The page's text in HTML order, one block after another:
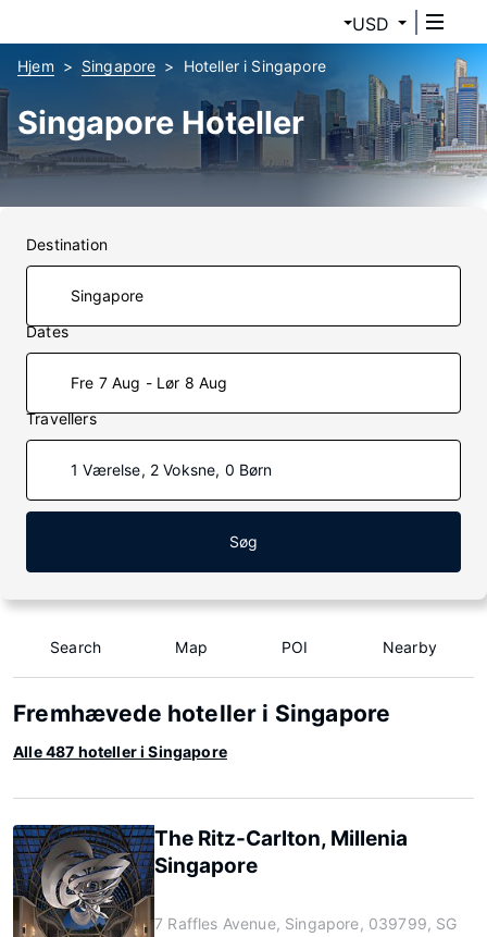
USD
Hjem Singapore Hoteller i Singapore
Singapore Hoteller
Destination
Dates
Fre 7 Aug - Lør 8 Aug
Travellers
1 Værelse, 2 Voksne, 0 Børn
Søg
Search Map POI Nearby
Fremhævede hoteller i Singapore
Alle 487 hoteller i Singapore
The Ritz-Carlton, Millenia
Singapore
7 Raffles Avenue, Singapore, 039799, SG